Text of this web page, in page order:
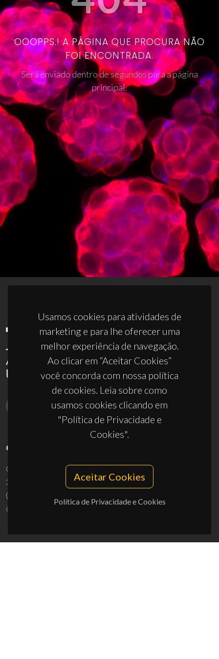
OOOPPS.! A PÁGINA QUE PROCURA NÃO
FOI ENCONTRADA.
Será enviado dentro de segundos para a página
principal.
Usamos cookies para atividades de
marketing e para lhe oferecer uma
melhor experiência de navegação.
Ao clicar em “Aceitar Cookies”
você concorda com nossa política
de cookies. Leia sobre como
usamos cookies clicando em
"Política de Privacidade e
Cookies".
Aceitar Cookies
Política de Privacidade e Cookies
CONTACTOS
Campus Universitário de Santiago
3810-193 Aveiro - Portugal
(+351) 234 370 200
ciceco@ua.pt